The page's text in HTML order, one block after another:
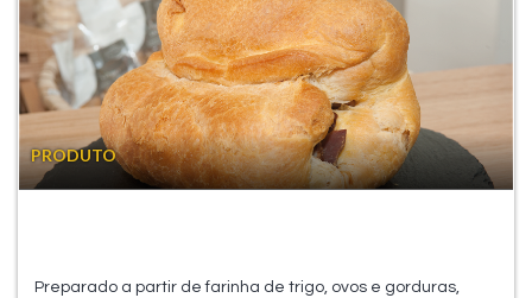
PRODUTO
Preparado a partir de farinha de trigo, ovos e gorduras,